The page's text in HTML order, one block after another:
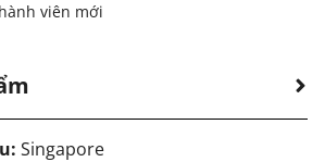
viên mới
Singapore